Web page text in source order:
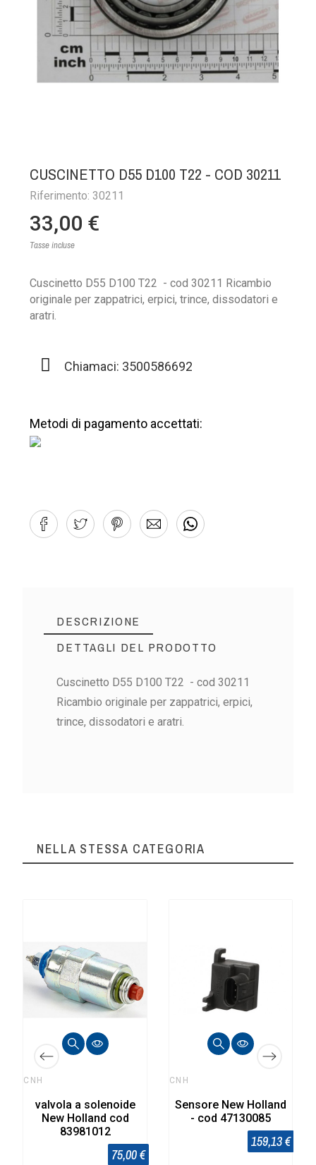
CUSCINETTO D55 D100 T22 - COD 30211
Riferimento: 30211
33,00 €
Tasse incluse
Cuscinetto D55 D100 T22 - cod 30211 Ricambio
originale per zappatrici, erpici, trince, dissodatori e
aratri.
Chiamaci: 3500586692
Metodi di pagamento accettati:
DESCRIZIONE
DETTAGLI DEL PRODOTTO
Cuscinetto D55 D100 T22 - cod 30211
Ricambio originale per zappatrici, erpici,
trince, dissodatori e aratri.
NELLA STESSA CATEGORIA
CNH
valvola a solenoide
New Holland cod
83981012
75,00 €
CNH
Sensore New Holland
- cod 47130085
159,13 €